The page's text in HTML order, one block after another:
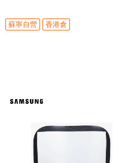
蘇寧自營 香港倉